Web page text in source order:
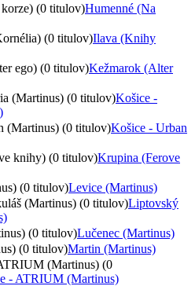
(0 titulov)Humenné (Na
(0 titulov)Ilava (Knihy
ego) (0 titulov)Kežmarok (Alter
(Martinus) (0 titulov)Košice -
(Martinus) (0 titulov)Košice - Urban
knihy) (0 titulov)Krupina (Ferove
(0 titulov)Levice (Martinus)
(Martinus) (0 titulov)Liptovský
(0 titulov)Lučenec (Martinus)
(0 titulov)Martin (Martinus)
(Martinus) (0
- ATRIUM (Martinus)